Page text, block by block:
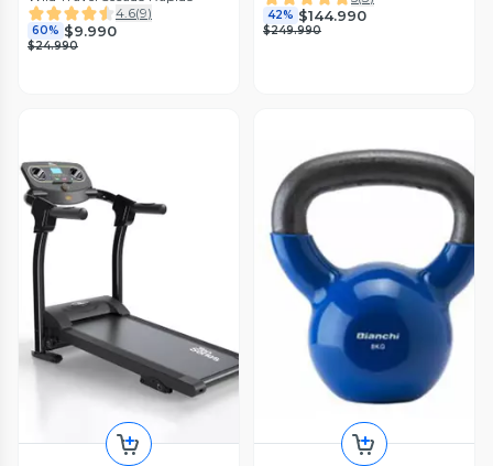
4.6(9)
60% $9.990
$24.990
42% $144.990
$249.990